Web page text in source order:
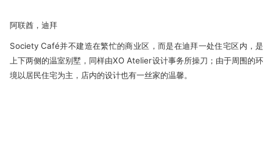
阿联酋，迪拜
Society Café并不建造在繁忙的商业区，而是在迪拜一处住宅区内，是
上下两侧的温室别墅，同样由XO Atelier设计事务所操刀；由于周围的环
境以居民住宅为主，店内的设计也有一丝家的温馨。